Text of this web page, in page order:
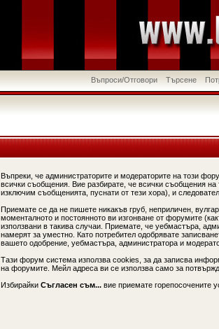
Въпроси/Отговори Търсене
Въпреки, че администраторите и модераторите на този
всички съобщения. Вие разбирате, че всички съобщения
изключим съобщенията, пуснати от тези хора), и
Приемате се да не пишете никакъв груб, неприличен,
моменталното и постоянното ви изгонване от форумите
използвани в такива случаи. Приемате, че уебмастъра,
намерят за уместно. Като потребител одобрявате
вашето одобрение, уебмастъра, администратора и
Тази форум система използва cookies, за да записва
на форумите. Мейл адреса ви се използва само за
Избирайки Съгласен съм...вие приемате горепосочените